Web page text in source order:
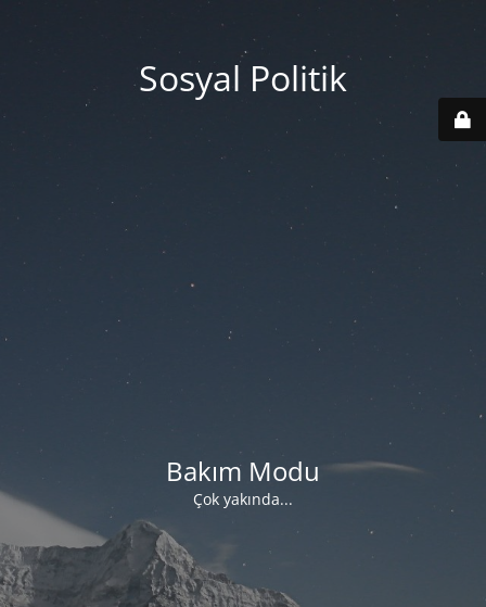
Sosyal Politik
Bakım Modu
Çok yakında...